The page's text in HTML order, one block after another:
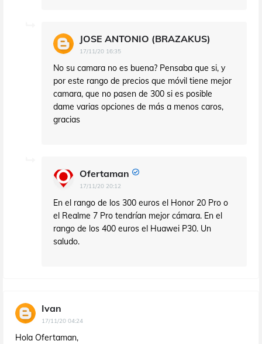
JOSE ANTONIO (BRAZAKUS)
17/11/20 16:35
No su camara no es buena? Pensaba que si, y
por este rango de precios que móvil tiene mejor
camara, que no pasen de 300 si es posible
dame varias opciones de más a menos caros,
gracias
Ofertaman
17/11/20 20:12
En el rango de los 300 euros el Honor 20 Pro o
el Realme 7 Pro tendrían mejor cámara. En el
rango de los 400 euros el Huawei P30. Un
saludo.
Ivan
17/11/20 04:24
Hola Ofertaman,